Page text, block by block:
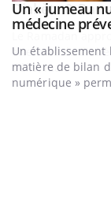
Youtube
Un « jumeau
médecine
Un
matière de bilan
numérique »